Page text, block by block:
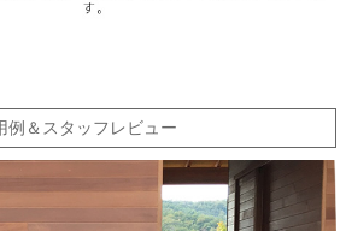
例＆スタッフレビュー